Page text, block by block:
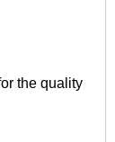
the quality